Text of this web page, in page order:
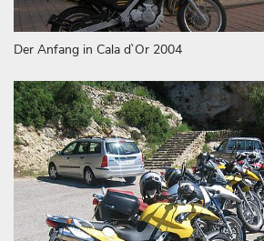
Der Anfang in Cala d`Or 2004